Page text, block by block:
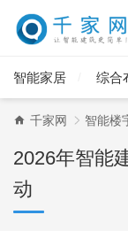
智能家居 综合
千家网 智能楼
2026年智能
动